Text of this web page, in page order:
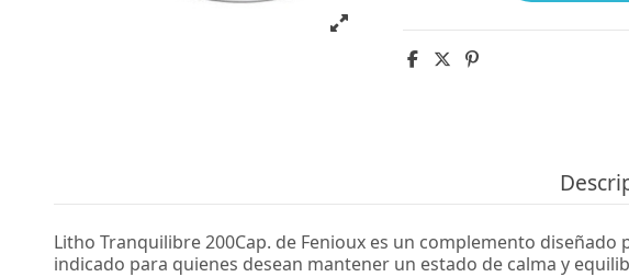
Litho Tranquilibre 200Cap. de Fenioux es un complemento
indicado para quienes desean mantener un estado de calma y